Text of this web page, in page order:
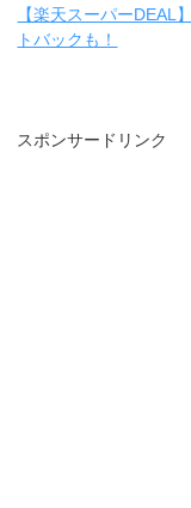
【楽天スーパーDEAL
トバックも！
スポンサードリンク